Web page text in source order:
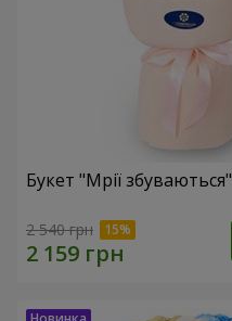
Букет "Мрії збуваються"
2 540 грн